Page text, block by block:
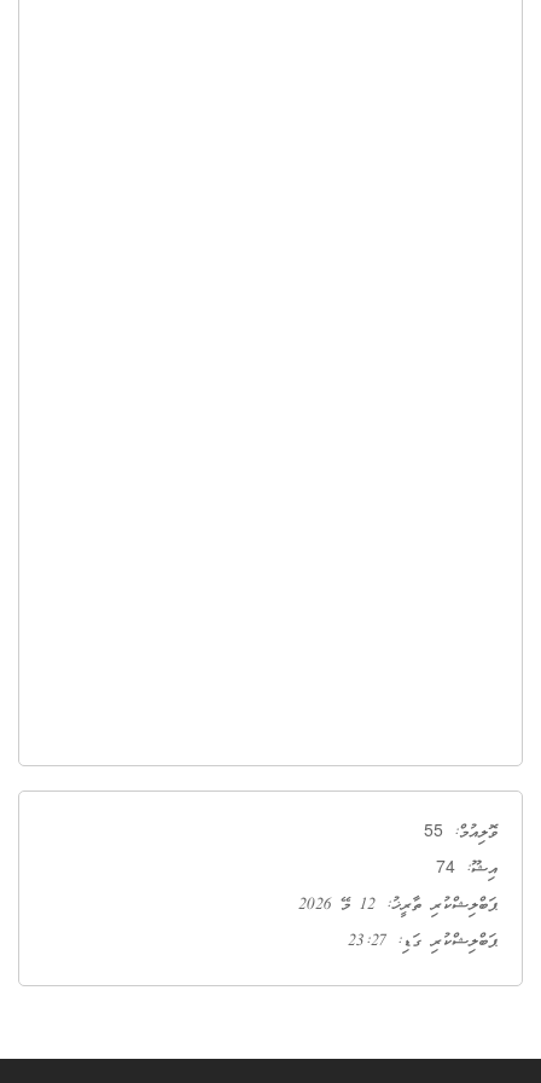
ވޮލިއުމް: 55
އިޝޫ: 74
ޕަބްލިޝްކުރި ތާރީޚު: 12 މޭ 2026
ޕަބްލިޝްކުރި ގަޑި: 23:27